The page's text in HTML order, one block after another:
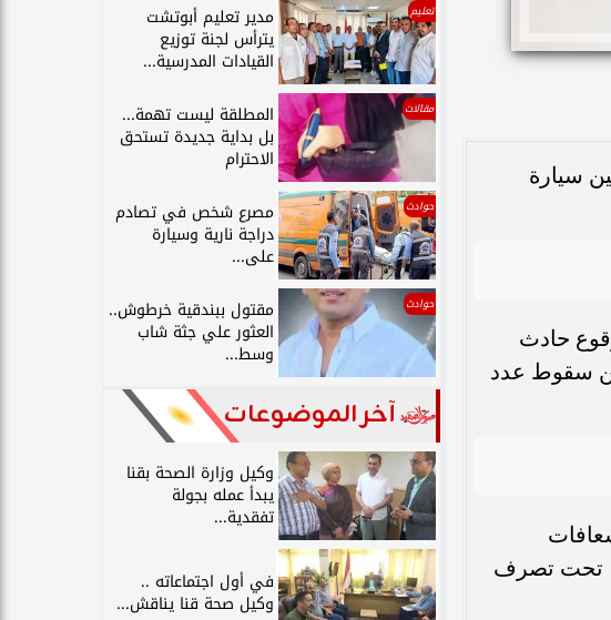
تصادم بين سيارة
حادث
سقوط عدد
تحت تصرف
تعليم مدير تعليم أبوتشت
يترأس لجنة توزيع
القيادات المدرسية...
مقالات المطلقة ليست تهمة...
بل بداية جديدة تستحق
الاحترام
حوادث مصرع شخص في تصادم
دراجة نارية وسيارة
على...
حوادث مقتول ببندقية خرطوش..
العثور علي جثة شاب
وسط...
آخر الموضوعات
وكيل وزارة الصحة بقنا
يبدأ عمله بجولة
تفقدية...
في أول اجتماعاته ..
وكيل صحة قنا يناقش...